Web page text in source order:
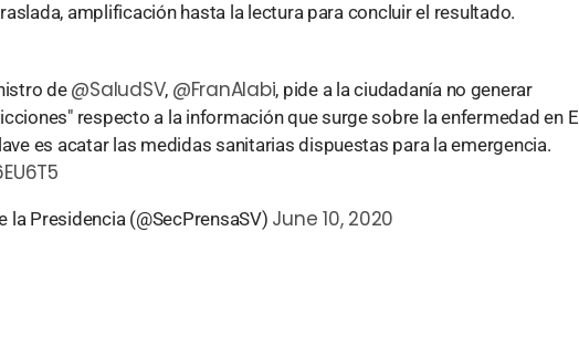
amplificación hasta la lectura para concluir el resultado.
de @SaludSV, @FranAlabi, pide a la ciudadanía no generar
respecto a la información que surge sobre la enfermedad en El
es acatar las medidas sanitarias dispuestas para la emergencia.
la Presidencia (@SecPrensaSV) June 10, 2020